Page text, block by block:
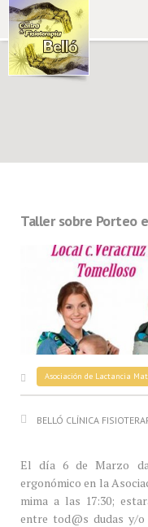
Taller sobre Porteo
Asociación de Lactancia
BELLÓ CLÍNICA
El día 6 de Marzo
ergonómico en la
mima a las 17:30;
entre tod@s dudas y/